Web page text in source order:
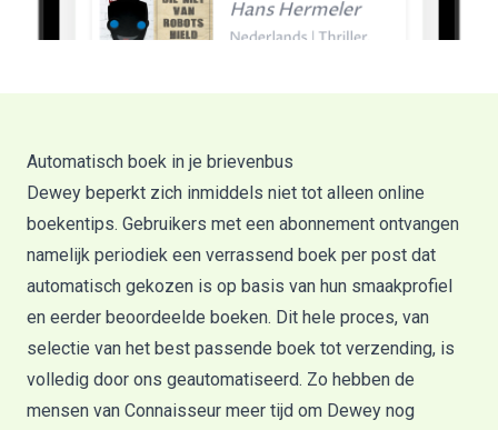
Automatisch boek in je brievenbus
Dewey beperkt zich inmiddels niet tot alleen online
boekentips. Gebruikers met een abonnement ontvangen
namelijk periodiek een verrassend boek per post dat
automatisch gekozen is op basis van hun smaakprofiel
en eerder beoordeelde boeken. Dit hele proces, van
selectie van het best passende boek tot verzending, is
volledig door ons geautomatiseerd. Zo hebben de
mensen van Connaisseur meer tijd om Dewey nog